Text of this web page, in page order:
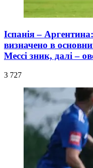
Іспанія –
визначено в
Мессі зник, далі –
3 727